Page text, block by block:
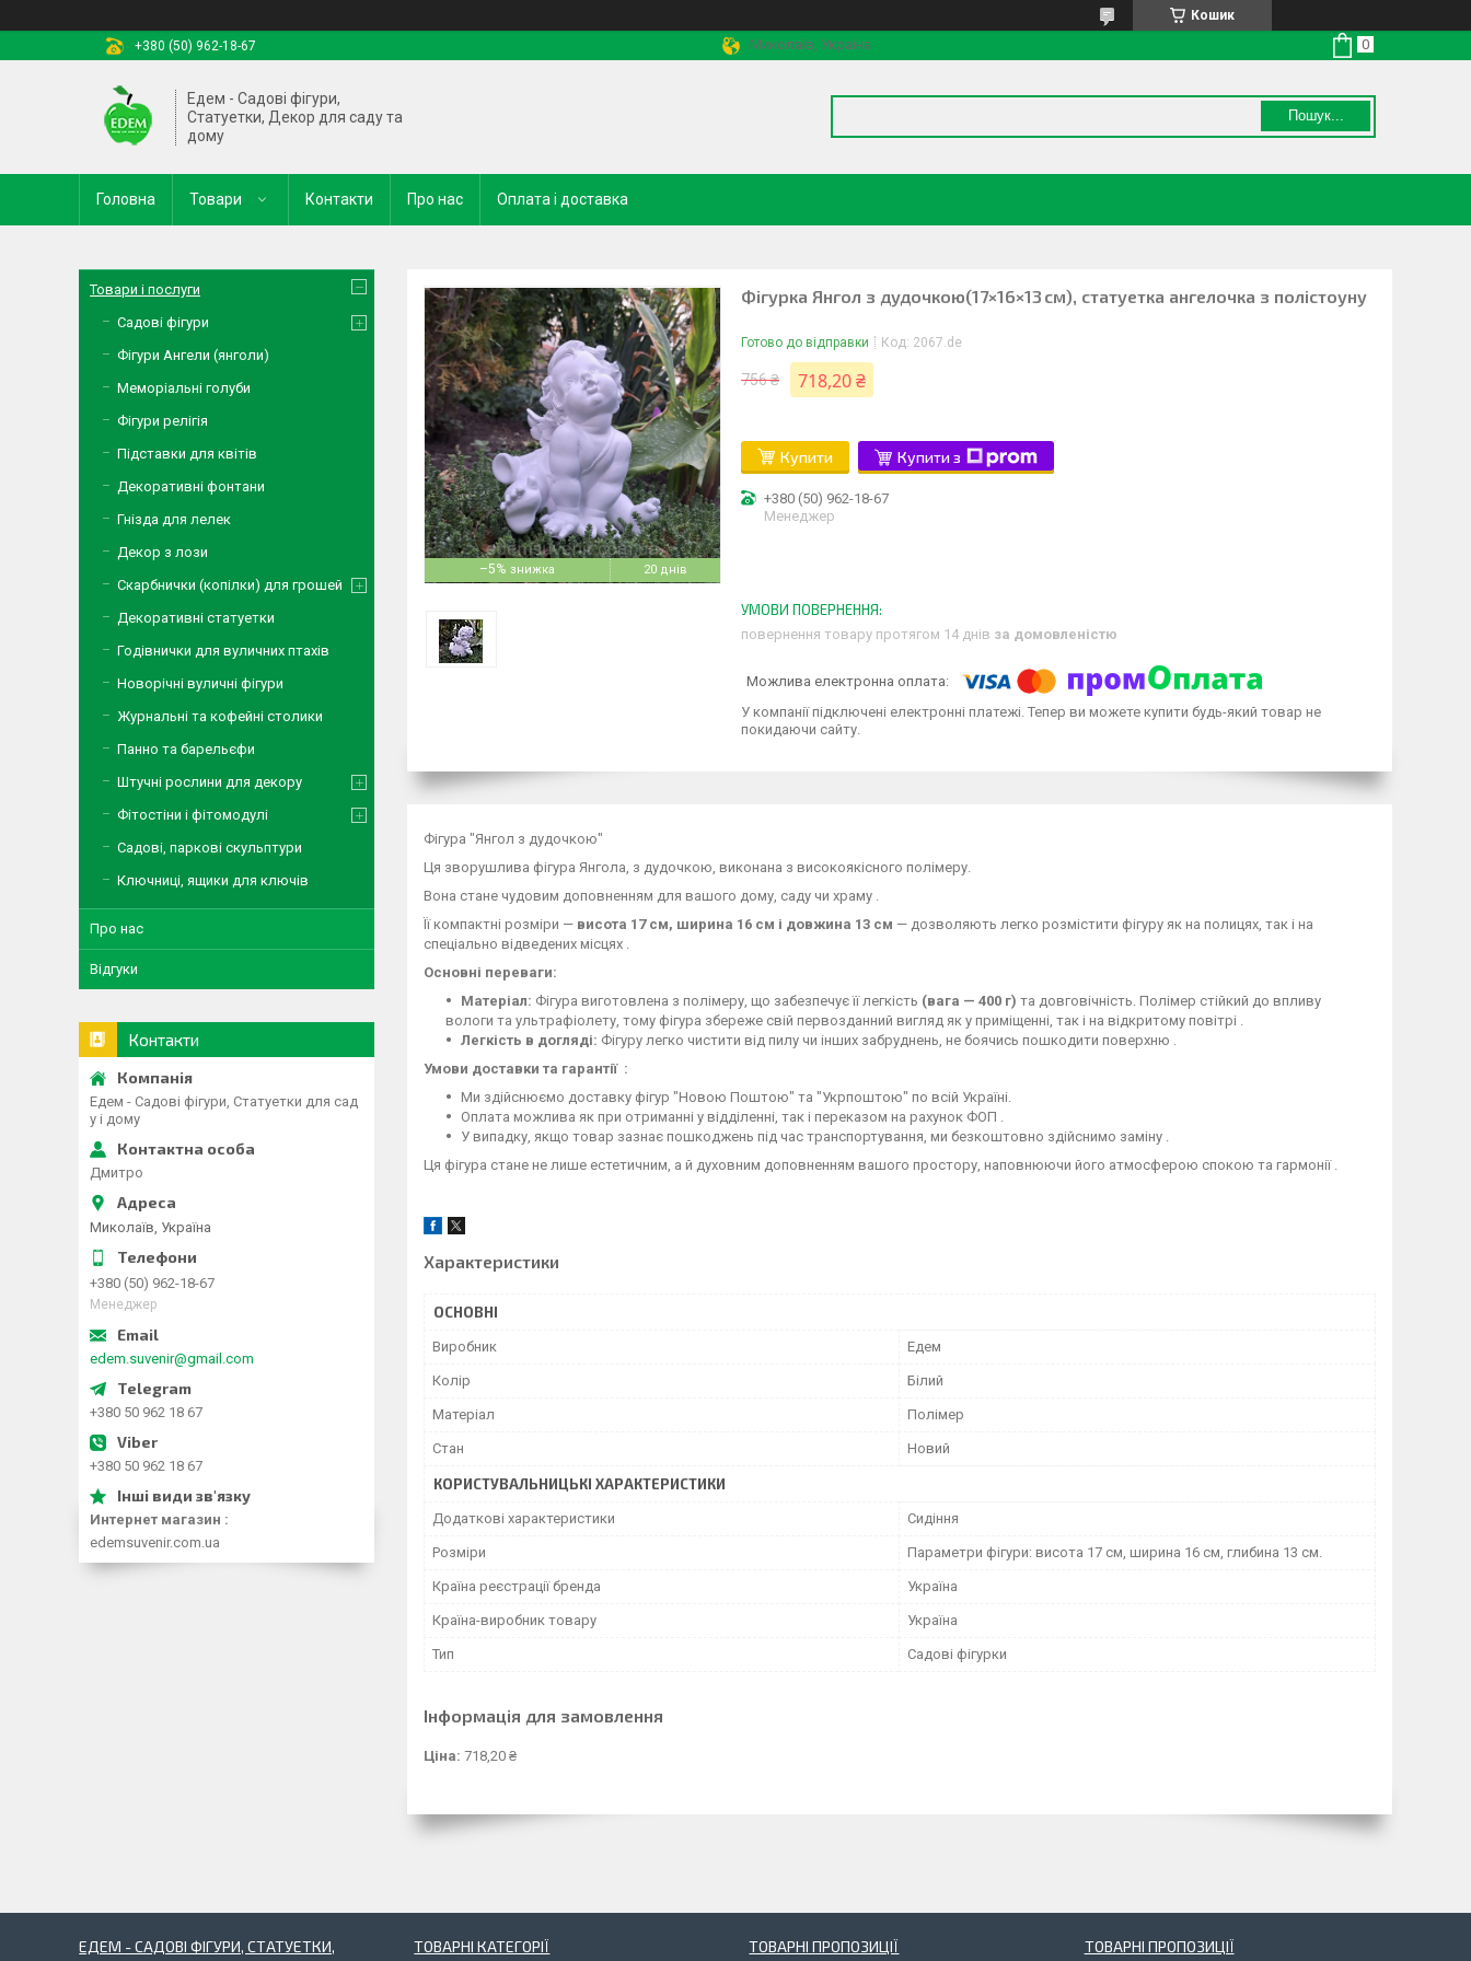
Кошик
+380 (50) 962-18-67
Миколаїв, Україна
Едем - Садові фігури,
Статуетки, Декор для саду та
дому
Пошук...
Головна Товари Контакти Про нас Оплата і доставка
–5% 20 днів
Фігурка Янгол з дудочкою(17×16×13 см), статуетка ангелочка з полістоуну
Готово до відправки Код: 2067.de
756 ₴ 718,20 ₴
Купити Купити з
+380 (50) 962-18-67
Менеджер
повернення товару протягом 14 днів за домовленістю
У компанії підключені електронні платежі. Тепер ви можете купити будь-який товар не
покидаючи сайту.
Фігура "Янгол з дудочкою"
Ця зворушлива фігура Янгола, з дудочкою, виконана з високоякісного полімеру.
Вона стане чудовим доповненням для вашого дому, саду чи храму .
Її компактні розміри — висота 17 см, ширина 16 см і довжина 13 см — дозволяють легко розмістити фігуру як на полицях, так і на
спеціально відведених місцях .
Основні переваги:
Матеріал: Фігура виготовлена з полімеру, що забезпечує її легкість (вага — 400 г) та довговічність. Полімер стійкий до впливу
вологи та ультрафіолету, тому фігура збереже свій первозданний вигляд як у приміщенні, так і на відкритому повітрі .
Легкість в догляді: Фігуру легко чистити від пилу чи інших забруднень, не боячись пошкодити поверхню .
Умови доставки та гарантії :
Ми здійснюємо доставку фігур "Новою Поштою" та "Укрпоштою" по всій Україні.
Оплата можлива як при отриманні у відділенні, так і переказом на рахунок ФОП .
У випадку, якщо товар зазнає пошкоджень під час транспортування, ми безкоштовно здійснимо заміну .
Ця фігура стане не лише естетичним, а й духовним доповненням вашого простору, наповнюючи його атмосферою спокою та гармонії .
Характеристики
ОСНОВНІ
Виробник Едем
Колір Білий
Матеріал Полімер
Стан Новий
КОРИСТУВАЛЬНИЦЬКІ ХАРАКТЕРИСТИКИ
Додаткові характеристики Сидіння
Розміри Параметри фігури: висота 17 см, ширина 16 см, глибина 13 см.
Країна реєстрації бренда Україна
Країна-виробник товару Україна
Тип Садові фігурки
Інформація для замовлення
Ціна: 718,20 ₴
Товари і послуги
Садові фігури
Фігури Ангели (янголи)
Меморіальні голуби
Фігури релігія
Підставки для квітів
Декоративні фонтани
Гнізда для лелек
Декор з лози
Скарбнички (копілки) для грошей
Декоративні статуетки
Годівнички для вуличних птахів
Новорічні вуличні фігури
Журнальні та кофейні столики
Панно та барельєфи
Штучні рослини для декору
Фітостіни і фітомодулі
Садові, паркові скульптури
Ключниці, ящики для ключів
Про нас
Відгуки
Контакти
Едем - Садові фігури, Статуетки для сад
у і дому
Дмитро
Миколаїв, Україна
+380 (50) 962-18-67
Менеджер
edem.suvenir@gmail.com
+380 50 962 18 67
+380 50 962 18 67
Интернет магазин
edemsuvenir.com.ua
ЕДЕМ - САДОВІ ФІГУРИ, СТАТУЕТКИ,
ТОВАРНІ КАТЕГОРІЇ ТОВАРНІ ПРОПОЗИЦІЇ ТОВАРНІ ПРОПОЗИЦІЇ